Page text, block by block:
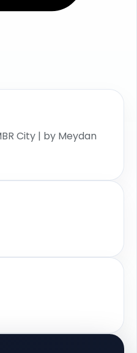
City | by Meydan